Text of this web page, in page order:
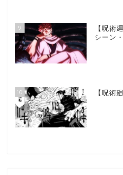
9
【呪術
シーン
10 【呪術